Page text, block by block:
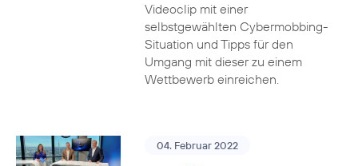
Videoclip mit einer
selbstgewählten Cybermobbing-
Situation und Tipps für den
Umgang mit dieser zu einem
Wettbewerb einreichen.
04. Februar 2022